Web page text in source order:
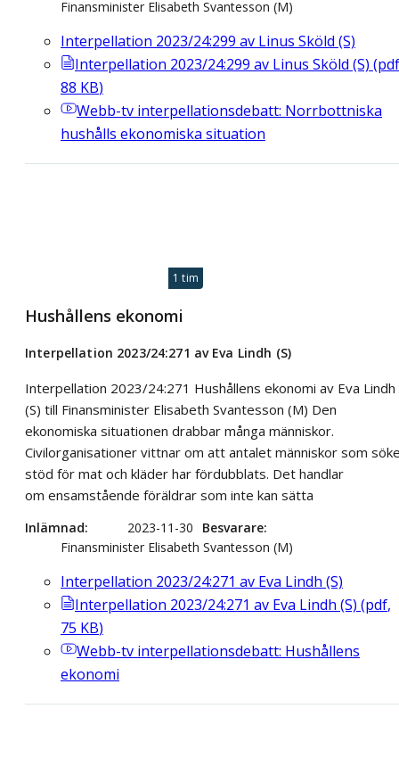
Finansminister Elisabeth Svantesson (M)
Interpellation 2023/24:299 av Linus Sköld (S)
Interpellation 2023/24:299 av Linus Sköld (S) (pdf
88 KB)
Webb-tv interpellationsdebatt: Norrbottniska
hushålls ekonomiska situation
1 tim
Hushållens ekonomi
Interpellation 2023/24:271 av Eva Lindh (S)
Interpellation 2023/24:271 Hushållens ekonomi av Eva Lindh
(S) till Finansminister Elisabeth Svantesson (M) Den
ekonomiska situationen drabbar många människor.
Civilorganisationer vittnar om att antalet människor som
stöd för mat och kläder har fördubblats. Det handlar
om ensamstående föräldrar som inte kan sätta
Inlämnad 2023-11-30
Besvarare
Finansminister Elisabeth Svantesson (M)
Interpellation 2023/24:271 av Eva Lindh (S)
Interpellation 2023/24:271 av Eva Lindh (S) (pdf,
75 KB)
Webb-tv interpellationsdebatt: Hushållens
ekonomi